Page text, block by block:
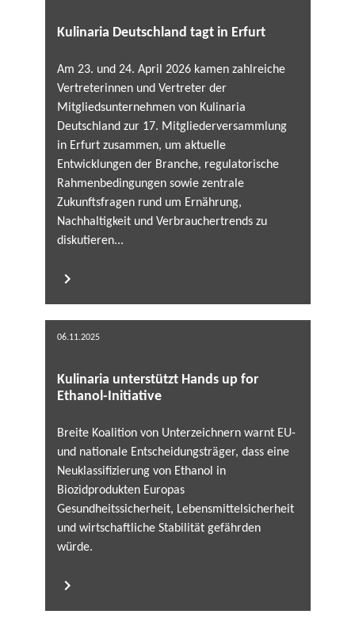
Kulinaria Deutschland tagt in Erfurt
Am 23. und 24. April 2026 kamen zahlreiche
Vertreterinnen und Vertreter der
Mitgliedsunternehmen von Kulinaria
Deutschland zur 17. Mitgliederversammlung
in Erfurt zusammen, um aktuelle
Entwicklungen der Branche, regulatorische
Rahmenbedingungen sowie zentrale
Zukunftsfragen rund um Ernährung,
Nachhaltigkeit und Verbrauchertrends zu
diskutieren...
06.11.2025
Kulinaria unterstützt Hands up for
Ethanol-Initiative
Breite Koalition von Unterzeichnern warnt EU-
und nationale Entscheidungsträger, dass eine
Neuklassifizierung von Ethanol in
Biozidprodukten Europas
Gesundheitssicherheit, Lebensmittelsicherheit
und wirtschaftliche Stabilität gefährden
würde.